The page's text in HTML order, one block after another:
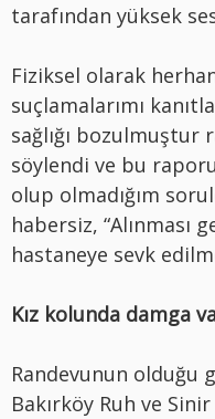
tarafından yüksek
Fiziksel olarak
suçlamalarımı
sağlığı bozulmuştur
söylendi ve bu
olup olmadığım
habersiz, “Alınması
hastaneye sevk
Kız kolunda damga
Randevunun olduğu
Bakırköy Ruh ve